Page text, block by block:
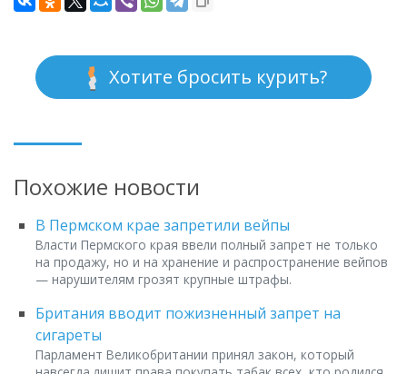
Хотите бросить курить?
Похожие новости
В Пермском крае запретили вейпы
Власти Пермского края ввели полный запрет не только
на продажу, но и на хранение и распространение вейпов
— нарушителям грозят крупные штрафы.
Британия вводит пожизненный запрет на
сигареты
Парламент Великобритании принял закон, который